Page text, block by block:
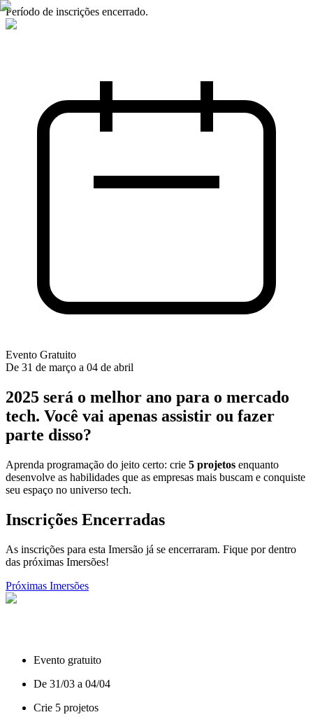
Período de inscrições encerrado.
Evento Gratuito
De 31 de março a 04 de abril
2025 será o melhor ano para o mercado
tech. Você vai apenas assistir ou fazer
parte disso?
Aprenda programação do jeito certo: crie 5 projetos enquanto
desenvolve as habilidades que as empresas mais buscam e conquiste
seu espaço no universo tech.
Inscrições Encerradas
As inscrições para esta Imersão já se encerraram. Fique por dentro
das próximas Imersões!
Próximas Imersões
Evento gratuito
De 31/03 a 04/04
Crie 5 projetos